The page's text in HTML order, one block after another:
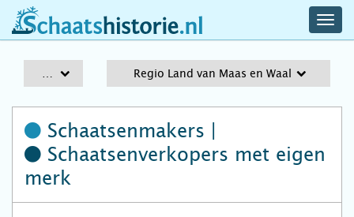
schaatshistorie.nl
Regio Land van Maas en Waal
Schaatsenmakers |
Schaatsenverkopers met eigen
merk